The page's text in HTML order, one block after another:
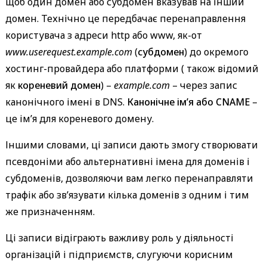
домен. Технічно це передбачає перенаправлення
користувача з адреси http або www, як-от
www.userequest.example.com (субдомен) до окремого
хостинг-провайдера або платформи ( також відомий
як кореневий домен) – example.com – через запис
канонічного імені в DNS. Канонічне ім’я або CNAME–
це ім’я для кореневого домену.
Іншими словами, ці записи дають змогу створювати
псевдоніми або альтернативні імена для доменів і
субдоменів, дозволяючи вам легко перенаправляти
трафік або зв’язувати кілька доменів з одним і тим
же призначенням.
Ці записи відіграють важливу роль у діяльності
організацій і підприємств, слугуючи корисним